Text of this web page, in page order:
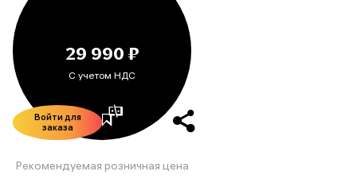
29 990 ₽
С учетом НДС
Войти для
заказа
Рекомендуемая розничная цена